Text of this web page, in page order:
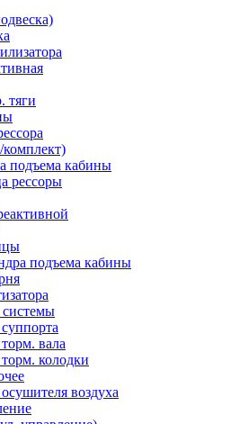
тяги
подъема кабины
рессоры
подъема кабины
вала
колодки
воздуха